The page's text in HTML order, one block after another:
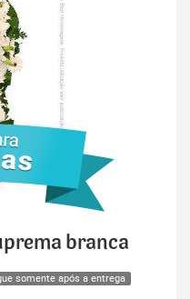
branca
somente após a entrega